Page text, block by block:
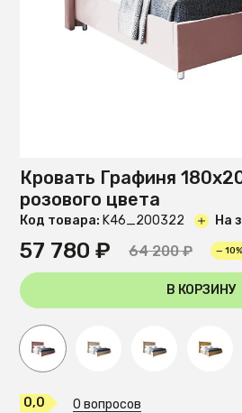
Кровать Графиня
розового цвета
Код товара: K46_200322 На
57 780 ₽ 64 200 ₽ — 10%
В КОРЗИНУ
0,0 0 вопросов